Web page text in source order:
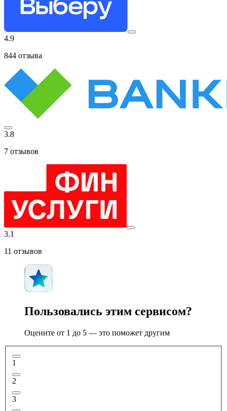
4.9
844 отзыва
3.8
7 отзывов
3.1
11 отзывов
Пользовались этим сервисом?
Оцените от 1 до 5 — это поможет другим
1
2
3